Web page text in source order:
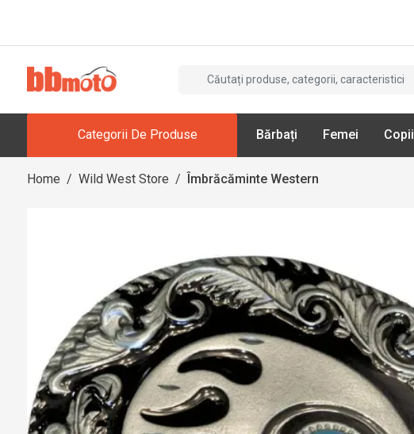
Categorii De Produse Bărbați Femei Copii
Home / Wild West Store / Îmbrăcăminte Western